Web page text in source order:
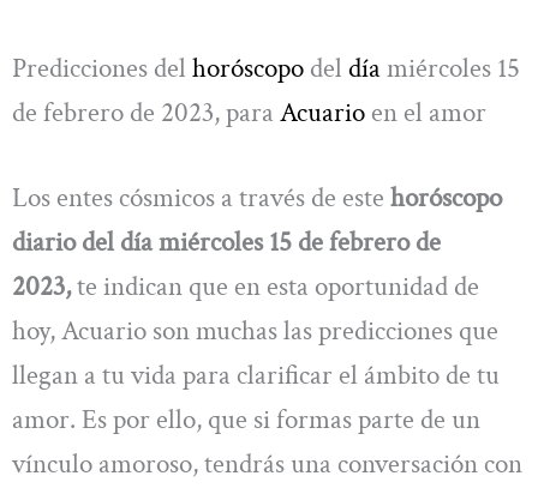
Predicciones del horóscopo del díamiércoles 15
de febrero de 2023, para Acuario en el amor
Los entes cósmicos a través de este horóscopo
diario del día miércoles 15 de febrero de
2023,te indican que en esta oportunidad de
hoy, Acuario son muchas las predicciones que
llegan a tu vida para clarificar el ámbito de tu
amor. Es por ello, que si formas parte de un
vínculo amoroso, tendrás una conversación con